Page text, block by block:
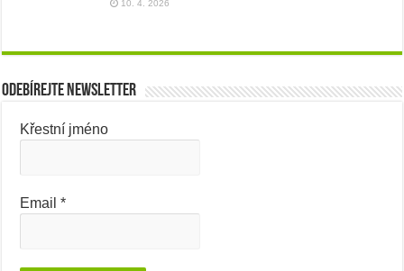
10. 4. 2026
Odebírejte newsletter
Křestní jméno
Email*